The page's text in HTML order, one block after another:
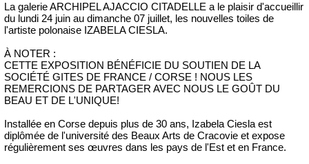
La galerie ARCHIPEL AJACCIO CITADELLE a le plaisir d'accueillir
du lundi 24 juin au dimanche 07 juillet, les nouvelles toiles de
l'artiste polonaise IZABELA CIESLA.
À NOTER :
CETTE EXPOSITION BÉNÉFICIE DU SOUTIEN DE LA
SOCIÉTÉ GITES DE FRANCE / CORSE ! NOUS LES
REMERCIONS DE PARTAGER AVEC NOUS LE GOÛT DU
BEAU ET DE L'UNIQUE!
Installée en Corse depuis plus de 30 ans, Izabela Ciesla est
diplômée de l'université des Beaux Arts de Cracovie et expose
régulièrement ses œuvres dans les pays de l'Est et en France.